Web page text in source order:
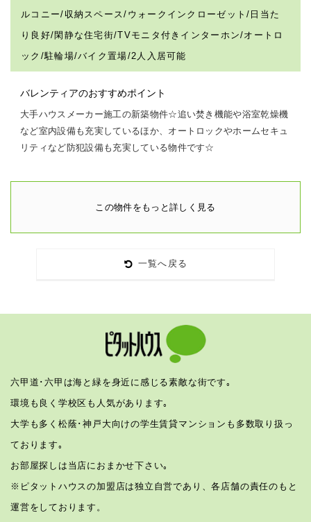
ルコニー/収納スペース/ウォークインクローゼット/日当た
り良好/閑静な住宅街/TVモニタ付きインターホン/オートロ
ック/駐輪場/バイク置場/2人入居可能
バレンティアのおすすめポイント
大手ハウスメーカー施工の新築物件☆追い焚き機能や浴室乾燥機
など室内設備も充実しているほか、オートロックやホームセキュ
リティなど防犯設備も充実している物件です☆
この物件をもっと詳しく見る
一覧へ戻る
六甲道･六甲は海と緑を身近に感じる素敵な街です｡
環境も良く学校区も人気があります｡
大学も多く松蔭･神戸大向けの学生賃貸マンションも多数取り扱っ
ております｡
お部屋探しは当店におまかせ下さい｡
※ピタットハウスの加盟店は独立自営であり、各店舗の責任のもと
運営をしております。